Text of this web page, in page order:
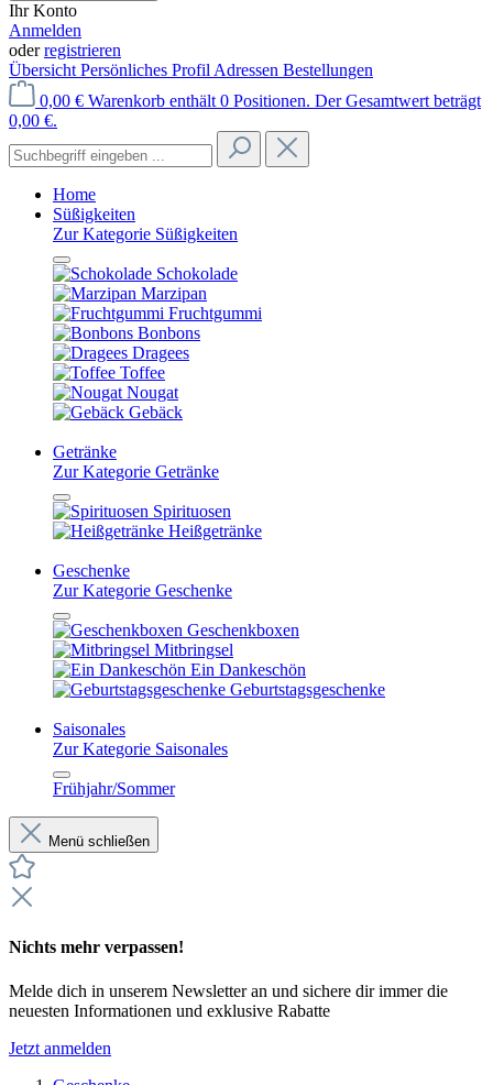
Ihr Konto
Anmelden
oderregistrieren
Übersicht Persönliches Profil Adressen Bestellungen
0,00 € Warenkorb enthält 0 Positionen. Der Gesamtwert beträgt
0,00 €.
Home
Süßigkeiten
Zur Kategorie Süßigkeiten
Schokolade
Marzipan
Fruchtgummi
Bonbons
Dragees
Toffee
Nougat
Gebäck
Getränke
Zur Kategorie Getränke
Spirituosen
Heißgetränke
Geschenke
Zur Kategorie Geschenke
Geschenkboxen
Mitbringsel
Ein Dankeschön
Geburtstagsgeschenke
Saisonales
Zur Kategorie Saisonales
Frühjahr/Sommer
Menü schließen
Nichts mehr verpassen!
Melde dich in unserem Newsletter an und sichere dir immer die
neuesten Informationen und exklusive Rabatte
Jetzt anmelden